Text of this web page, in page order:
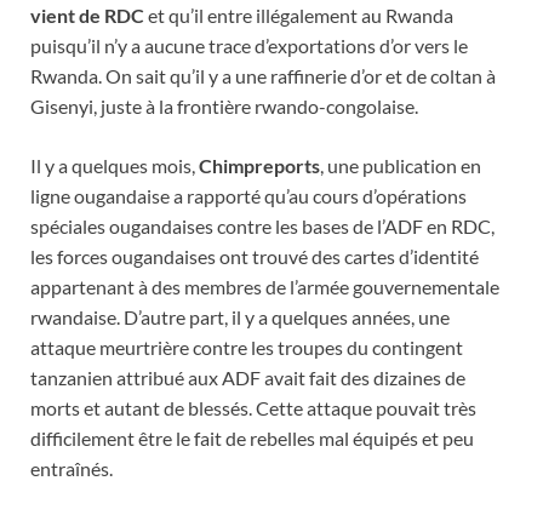
vient de RDC et qu’il entre illégalement au Rwanda
puisqu’il n’y a aucune trace d’exportations d’or vers le
Rwanda. On sait qu’il y a une raffinerie d’or et de coltan à
Gisenyi, juste à la frontière rwando-congolaise.
Il y a quelques mois,Chimpreports, une publication en
ligne ougandaise a rapporté qu’au cours d’opérations
spéciales ougandaises contre les bases de l’ADF en RDC,
les forces ougandaises ont trouvé des cartes d’identité
appartenant à des membres de l’armée gouvernementale
rwandaise. D’autre part, il y a quelques années, une
attaque meurtrière contre les troupes du contingent
tanzanien attribué aux ADF avait fait des dizaines de
morts et autant de blessés. Cette attaque pouvait très
difficilement être le fait de rebelles mal équipés et peu
entraînés.